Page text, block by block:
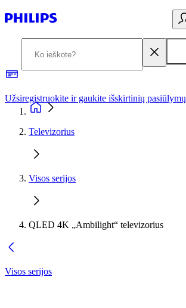
Užsiregistruokite ir gaukite išskirtinių pasiūlymų
Televizorius
Visos serijos
QLED 4K „Ambilight“ televizorius
Visos serijos